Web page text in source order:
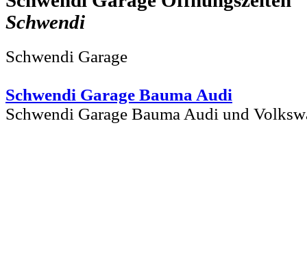
Schwendi
Schwendi Garage
Schwendi Garage Bauma Audi
Schwendi Garage Bauma Audi und